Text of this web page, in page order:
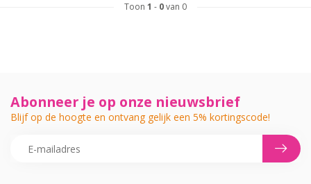
Toon 1 - 0van 0
Abonneer je op onze nieuwsbrief
Blijf op de hoogte en ontvang gelijk een 5% kortingscode!